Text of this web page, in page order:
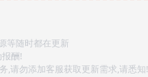
等随时都在更新
酬!
,请勿添加客服获取更新需求,请悉知!